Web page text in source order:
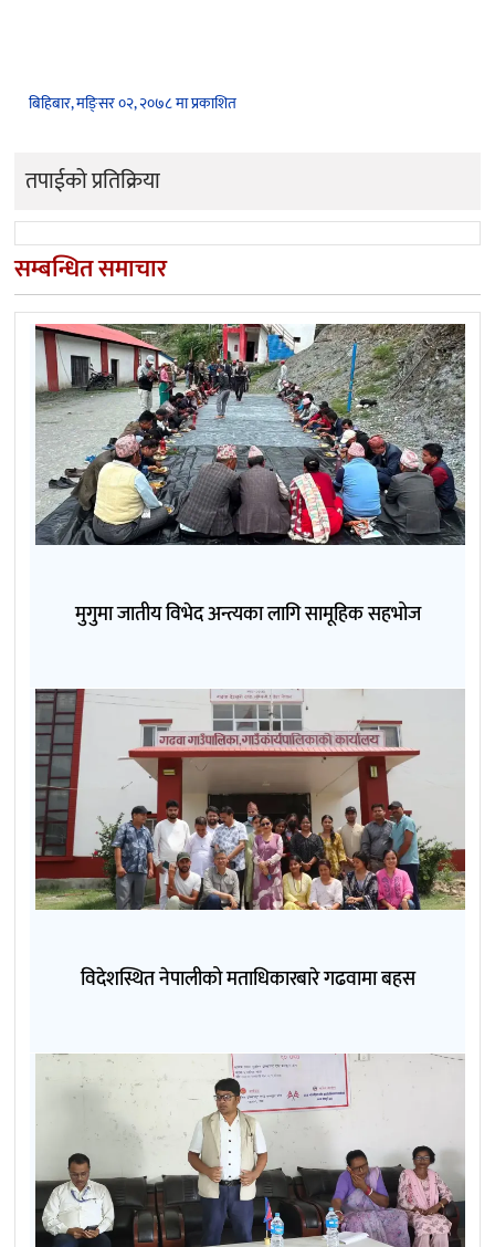
बिहिबार, मङि्सर ०२, २०७८ मा प्रकाशित
तपाईको प्रतिक्रिया
सम्बन्धित समाचार
मुगुमा जातीय विभेद अन्त्यका लागि सामूहिक सहभोज
विदेशस्थित नेपालीको मताधिकारबारे गढवामा बहस